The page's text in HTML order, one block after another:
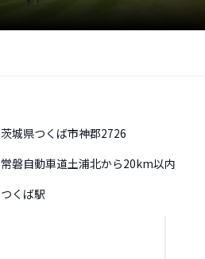
茨城県つくば市神郡2726
常磐自動車道土浦北から20km以内
つくば駅